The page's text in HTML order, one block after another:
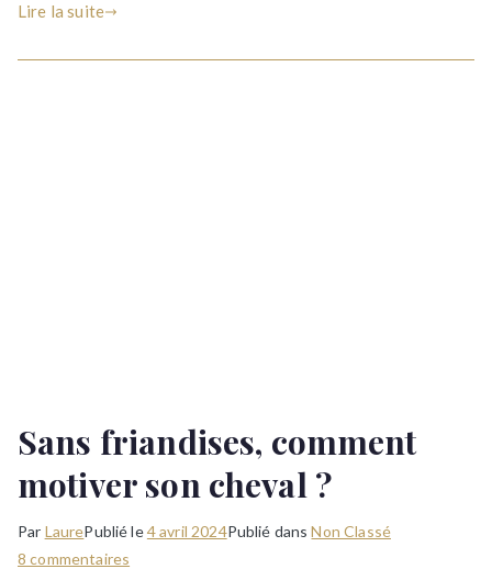
?
Lire la suite
Sans friandises, comment
motiver son cheval ?
Par LaurePublié le4 avril 2024Publié dansNon Classé
8 commentaires